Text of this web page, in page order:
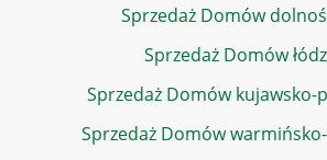
Sprzedaż Domów
Sprzedaż Domów
Sprzedaż Domów kujawsko-
Sprzedaż Domów